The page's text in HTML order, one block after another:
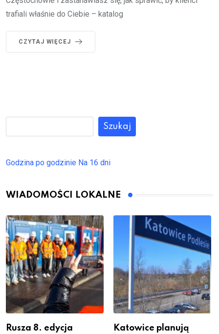
trafiali właśnie do Ciebie – katalog
CZYTAJ WIĘCEJ
Szukaj
Godzina po godzinie Na 16 dni
WIADOMOŚCI LOKALNE
Rusza 8. edycja
Katowice planują